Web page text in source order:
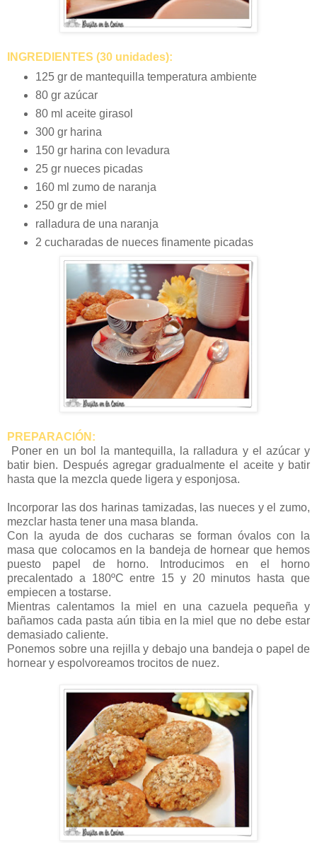
INGREDIENTES (30 unidades):
125 gr de mantequilla temperatura ambiente
80 gr azúcar
80 ml aceite girasol
300 gr harina
150 gr harina con levadura
25 gr nueces picadas
160 ml zumo de naranja
250 gr de miel
ralladura de una naranja
2 cucharadas de nueces finamente picadas
PREPARACIÓN:
Poner en un bol la mantequilla, la ralladura y el azúcar y
batir bien. Después agregar gradualmente el aceite y batir
hasta que la mezcla quede ligera y esponjosa.
Incorporar las dos harinas tamizadas, las nueces y el zumo,
mezclar hasta tener una masa blanda.
Con la ayuda de dos cucharas se forman óvalos con la
masa que colocamos en la bandeja de hornear que hemos
puesto papel de horno. Introducimos en el horno
precalentado a 180ºC entre 15 y 20 minutos hasta que
empiecen a tostarse.
Mientras calentamos la miel en una cazuela pequeña y
bañamos cada pasta aún tibia en la miel que no debe estar
demasiado caliente.
Ponemos sobre una rejilla y debajo una bandeja o papel de
hornear y espolvoreamos trocitos de nuez.